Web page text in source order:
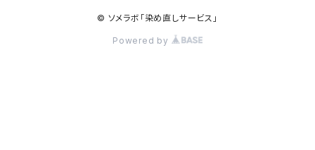
© ソメラボ「染め直しサービス」
Powered by